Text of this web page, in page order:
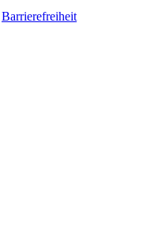
Barrierefreiheit